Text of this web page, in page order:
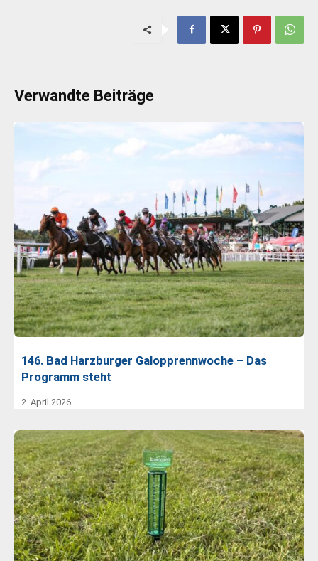
Verwandte Beiträge
146. Bad Harzburger Galopprennwoche – Das
Programm steht
2. April 2026